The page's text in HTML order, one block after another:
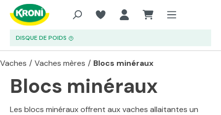
Aller au contenu principal
DISQUE DE POIDS
Vaches / Vaches mères / Blocs minéraux
Blocs minéraux
Les blocs minéraux offrent aux vaches allaitantes un